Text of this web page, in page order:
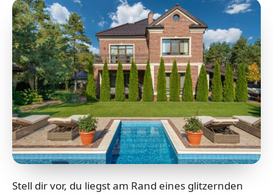
Stell dir vor, du liegst am Rand eines glitzernden